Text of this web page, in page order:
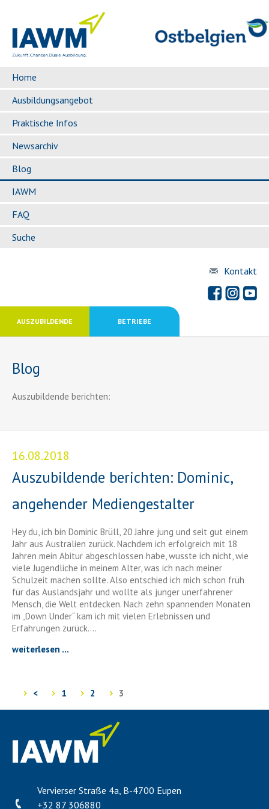
Home
Ausbildungsangebot
Praktische Infos
Newsarchiv
Blog
IAWM
FAQ
Suche
Kontakt
AUSZUBILDENDE BETRIEBE
Blog
Auszubildende berichten:
16.08.2018
Auszubildende berichten: Dominic,
angehender Mediengestalter
Hey du, ich bin Dominic Brüll, 20 Jahre jung und seit gut einem
Jahr aus Australien zurück. Nachdem ich erfolgreich mit 18
Jahren mein Abitur abgeschlossen habe, wusste ich nicht, wie
viele Jugendliche in meinem Alter, was ich nach meiner
Schulzeit machen sollte. Also entschied ich mich schon früh
für das Auslandsjahr und wollte als junger unerfahrener
Mensch, die Welt entdecken. Nach zehn spannenden Monaten
im „Down Under“ kam ich mit vielen Erlebnissen und
Erfahrungen zurück....
weiterlesen ...
< 1 2 3
Vervierser Straße 4a, B-4700 Eupen
+32 87 306880